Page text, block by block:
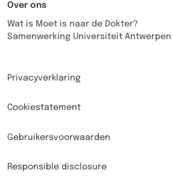
Over ons
Wat is Moet is naar de Dokter?
Samenwerking Universiteit Antwerpen
Privacyverklaring
Cookiestatement
Gebruikersvoorwaarden
Responsible disclosure